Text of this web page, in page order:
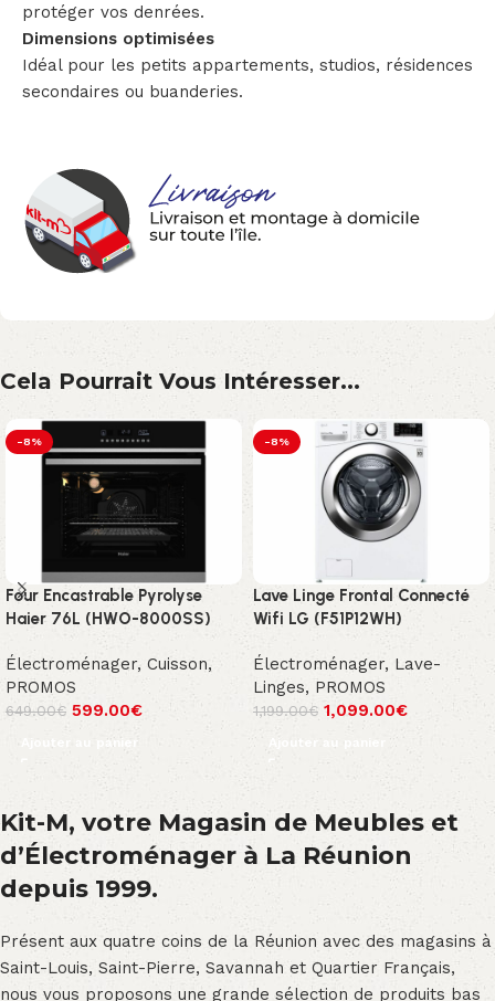
protéger vos denrées.
Dimensions optimisées
Idéal pour les petits appartements, studios, résidences
secondaires ou buanderies.
Cela Pourrait Vous Intéresser...
-8%
Four Encastrable Pyrolyse
Haier 76L (HWO-8000SS)
Électroménager, Cuisson,
PROMOS
649.00€ 599.00€
Ajouter au panier
-8%
Lave Linge Frontal Connecté
Wifi LG (F51P12WH)
Électroménager, Lave-
Linges, PROMOS
1,199.00€ 1,099.00€
Ajouter au panier
Kit-M, votre Magasin de Meubles et
d’Électroménager à La Réunion
depuis 1999.
Présent aux quatre coins de la Réunion avec des magasins à
Saint-Louis, Saint-Pierre, Savannah et Quartier Français,
nous vous proposons une grande sélection de produits bas